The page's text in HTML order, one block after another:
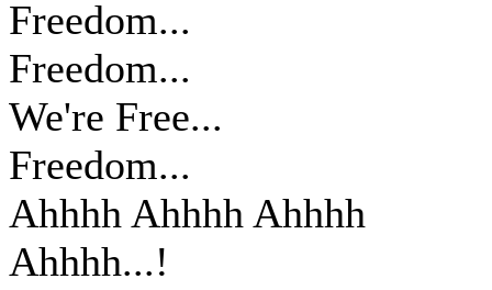
Freedom...
Freedom...
We're Free...
Freedom...
Ahhhh Ahhhh Ahhhh
Ahhhh...!